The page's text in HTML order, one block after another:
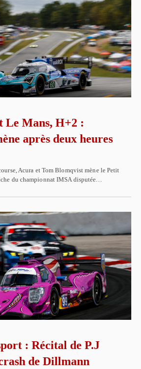
Le Mans, H+2 :
après deux heures
Acura et Tom Blomqvist mène le Petit
du championnat IMSA disputée…
: Récital de P.J
de Dillmann